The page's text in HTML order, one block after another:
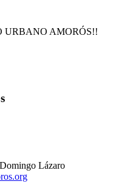
URBANO AMORÓS!!
Lázaro